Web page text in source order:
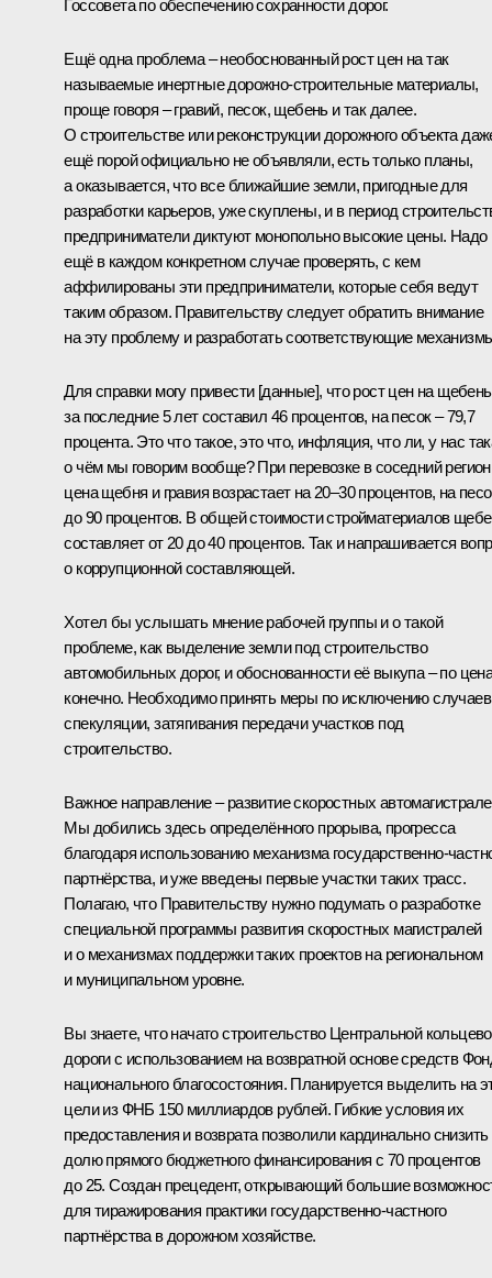
Госсовета по обеспечению сохранности дорог.
Ещё одна проблема – необоснованный рост цен на так
называемые инертные дорожно-строительные материалы,
проще говоря – гравий, песок, щебень и так далее.
О строительстве или реконструкции дорожного объекта
ещё порой официально не объявляли, есть только планы,
а оказывается, что все ближайшие земли, пригодные для
разработки карьеров, уже скуплены, и в период
предприниматели диктуют монопольно высокие цены. Надо
ещё в каждом конкретном случае проверять, с кем
аффилированы эти предприниматели, которые себя ведут
таким образом. Правительству следует обратить внимание
на эту проблему и разработать соответствующие
Для справки могу привести [данные], что рост цен на щебень
за последние 5 лет составил 46 процентов, на песок – 79,7
процента. Это что такое, это что, инфляция, что ли, у нас
о чём мы говорим вообще? При перевозке в соседний регион
цена щебня и гравия возрастает на 20–30 процентов, на
до 90 процентов. В общей стоимости стройматериалов
составляет от 20 до 40 процентов. Так и напрашивается
о коррупционной составляющей.
Хотел бы услышать мнение рабочей группы и о такой
проблеме, как выделение земли под строительство
автомобильных дорог, и обоснованности её выкупа – по
конечно. Необходимо принять меры по исключению случаев
спекуляции, затягивания передачи участков под
строительство.
Важное направление – развитие скоростных
Мы добились здесь определённого прорыва, прогресса
благодаря использованию механизма государственно-
партнёрства, и уже введены первые участки таких трасс.
Полагаю, что Правительству нужно подумать о разработке
специальной программы развития скоростных магистралей
и о механизмах поддержки таких проектов на региональном
и муниципальном уровне.
Вы знаете, что начато строительство Центральной
дороги с использованием на возвратной основе средств
национального благосостояния. Планируется выделить на
цели из ФНБ 150 миллиардов рублей. Гибкие условия их
предоставления и возврата позволили кардинально снизить
долю прямого бюджетного финансирования с 70 процентов
до 25. Создан прецедент, открывающий большие
для тиражирования практики государственно-частного
партнёрства в дорожном хозяйстве.